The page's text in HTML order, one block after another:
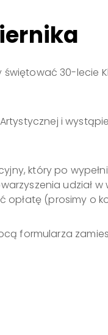
30-lecie
i
który po
udział
(prosimy o
formularza